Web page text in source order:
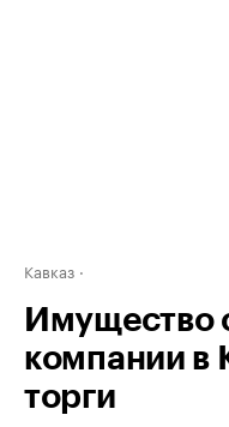
Кавказ
Имущество
компании в
торги